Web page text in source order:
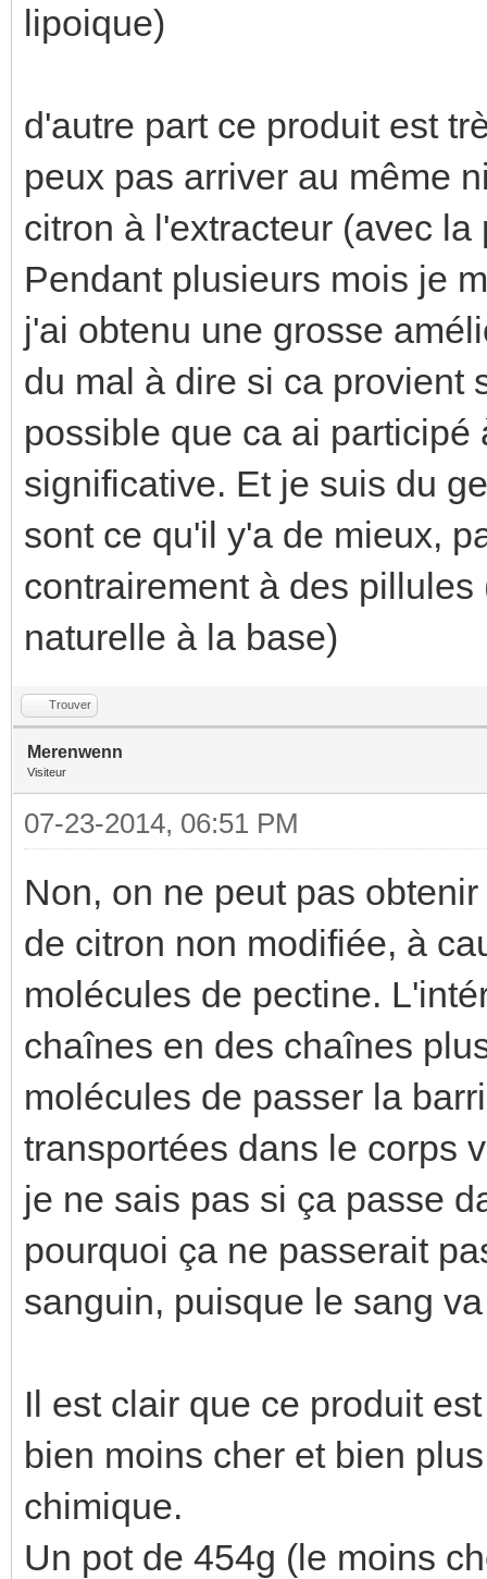
lipoique)
d'autre part ce produit est
peux pas arriver au même
citron à l'extracteur (avec
Pendant plusieurs mois je
j'ai obtenu une grosse
du mal à dire si ca provient
possible que ca ai
significative. Et je suis du
sont ce qu'il y'a de mieux,
contrairement à des
naturelle à la base)
Trouver
Merenwenn
Visiteur
07-23-2014, 06:51 PM
Non, on ne peut pas
de citron non modifiée, à
molécules de pectine.
chaînes en des chaînes
molécules de passer la
transportées dans le corps
je ne sais pas si ça passe
pourquoi ça ne passerait
sanguin, puisque le sang
Il est clair que ce produit
bien moins cher et bien
chimique.
Un pot de 454g (le moins